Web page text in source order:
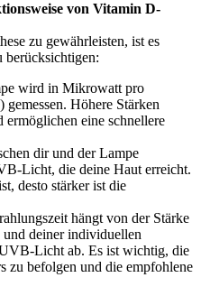
von Vitamin D-
zu gewährleisten, ist es
berücksichtigen:
wird in Mikrowatt pro
Höhere Stärken
eine schnellere
dir und der Lampe
Licht, die deine Haut erreicht.
desto stärker ist die
hängt von der Stärke
deiner individuellen
Licht ab. Es ist wichtig, die
zu befolgen und die empfohlene